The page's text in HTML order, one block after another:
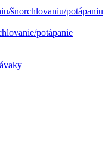
šnorchlovaniu/potápaniu
potápanie